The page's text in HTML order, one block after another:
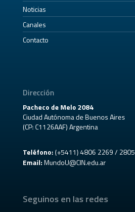
Noticias
Canales
Contacto
Dirección
Pacheco de Melo 2084
Ciudad Autónoma de Buenos Aires
(CP: C1126AAF) Argentina
Teléfono:(+5411) 4806 2269 / 2805
Email: MundoU@CIN.edu.ar
Seguinos en las redes